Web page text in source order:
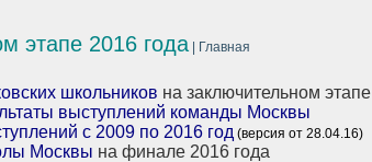
этапе 2016 года| Главная
школьников на заключительном этапе
выступлений команды Москвы
с 2009 по 2016 год (версия от 28.04.16)
Москвы на финале 2016 года